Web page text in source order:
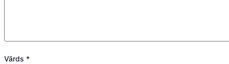
Vārds *